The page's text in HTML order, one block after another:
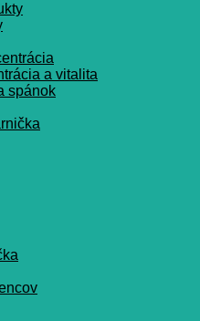
a vitalita
spánok